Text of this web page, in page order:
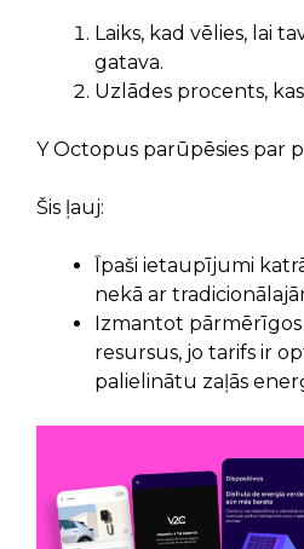
Laiks, kad vēlies, lai
gatava.
Uzlādes procents,
Y Octopus parūpēsies par
Šis ļauj:
Īpaši ietaupījumi
nekā ar
Izmantot
resursus, jo tarifs ir
palielinātu zaļās